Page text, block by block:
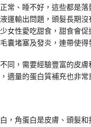
常、睡不好，這些都是
運輸出問題，頭髮長期
女性愛吃甜食，甜食會
囊堵塞及發炎，連帶使得
同，需要經驗豐富的皮
適量的蛋白質補充也非常
，角蛋白是皮膚、頭髮